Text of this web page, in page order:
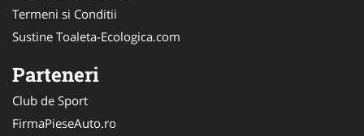
Termeni si Conditii
Sustine Toaleta-Ecologica.com
Parteneri
Club de Sport
FirmaPieseAuto.ro